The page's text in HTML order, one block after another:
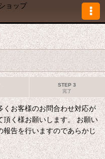
ョップ
STEP 3
完了
くお客様のお問合わせ対応が
頂く様お願いします。 お願い
報告を行いますのであらかじ